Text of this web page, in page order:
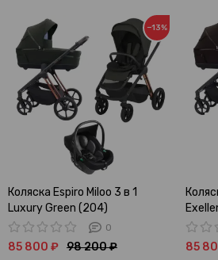
−13%
Коляска Espiro Miloo 3 в 1
Luxury Green (204)
0
85 800 ₽ 98 200 ₽ 85